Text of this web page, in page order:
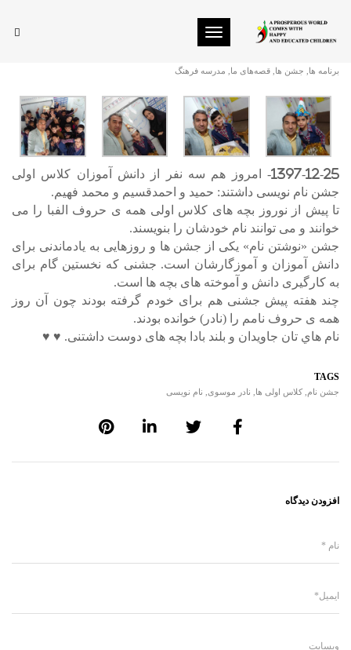
Toggle navigation
برنامه ها جشن ها قصه‌های ما مدرسه فرهنگ
1397-12-25- امروز هم سه نفر از دانش آموزان کلاس اولی
جشن نام نویسی داشتند: حمید و احمدقسیم و محمد فهیم.
تا پیش از نوروز بچه های کلاس اولی همه ی حروف الفبا را می
خوانند و می توانند نام خودشان را بنویسند.
جشن «نوشتن نام» یکی از جشن ها و روزهایی به یادماندنی برای
دانش آموزان و آموزگارشان است. جشنی که نخستین گام برای
به کارگیری دانش و آموخته های بچه ها است.
چند هفته پیش جشنی هم برای خودم گرفته بودند چون آن روز
همه ی حروف نامم را (نادر) خوانده بودند.
نام هاي تان جاویدان و بلند بادا بچه های دوست داشتنی. ♥️ ♥️
TAGS
جشن نام کلاس اولی ها نادر موسوی نام نویسی
افزودن دیدگاه